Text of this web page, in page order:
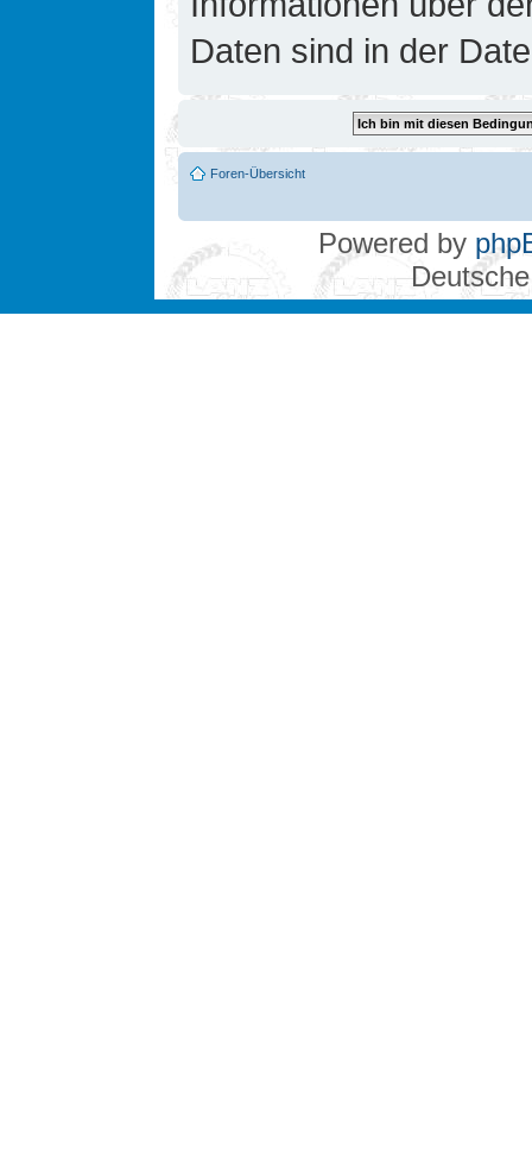
Daten sind in der
Foren-Übersicht
Powered by